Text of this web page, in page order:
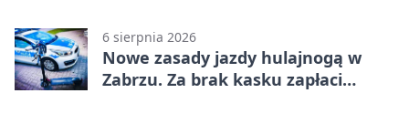
6 sierpnia 2026
Nowe zasady jazdy hulajnogą w
Zabrzu. Za brak kasku zapłaci